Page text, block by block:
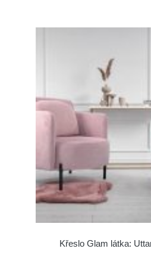
Křeslo Glam látka: